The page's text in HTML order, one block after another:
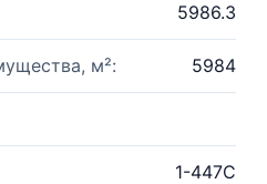
5986.3
м²: 5984
1-447С